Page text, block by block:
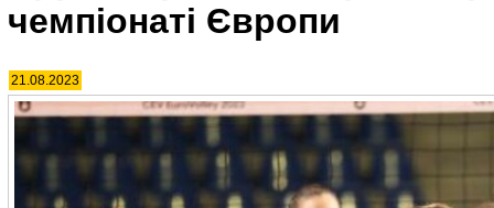
чемпіонаті Європи
21.08.2023